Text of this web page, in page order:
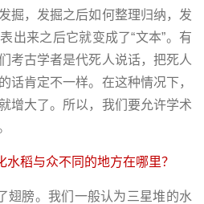
掘，发掘之后如何整理归纳，发
出来之后它就变成了“文本”。有
考古学者是代死人说话，把死人
话肯定不一样。在这种情况下，
增大了。所以，我们要允许学术
稻与众不同的地方在哪里？
翅膀。我们一般认为三星堆的水